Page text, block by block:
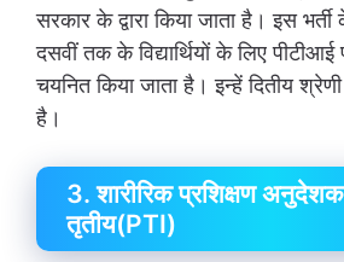
सरकार के द्वारा किया जाता है। इस
दसवीं तक के विद्यार्थियों के लिए
चयनित किया जाता है। इन्हें दितीय
है।
3. शारीरिक प्रशिक्षण
तृतीय(PTI)